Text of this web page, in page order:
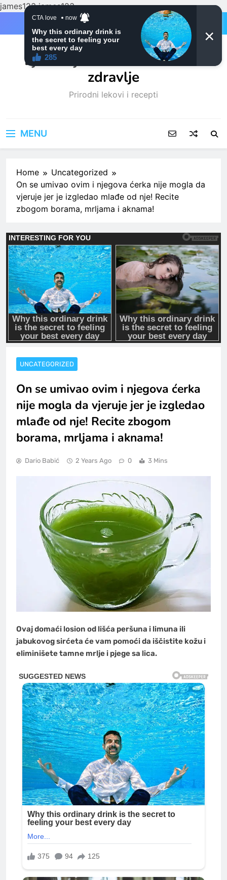
james123james123
Ljubitelji mačaka i Prirodno
zdravlje
Prirodni lekovi i recepti
MENU
Home
Uncategorized
On se umivao ovim i njegova ćerka nije mogla da
vjeruje jer je izgledao mlađe od nje! Recite
zbogom borama, mrljama i aknama!
UNCATEGORIZED
On se umivao ovim i njegova ćerka
nije mogla da vjeruje jer je izgledao
mlađe od nje! Recite zbogom
borama, mrljama i aknama!
Dario Babić 2 Years Ago 0 3 Mins
Ovaj domaći losion od lišća peršuna i limuna ili
jabukovog sirćeta će vam pomoći da iščistite kožu i
eliminišete tamne mrlje i pjege sa lica.